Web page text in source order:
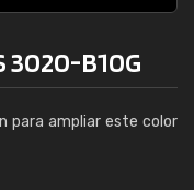
3020-B10G
para ampliar este color